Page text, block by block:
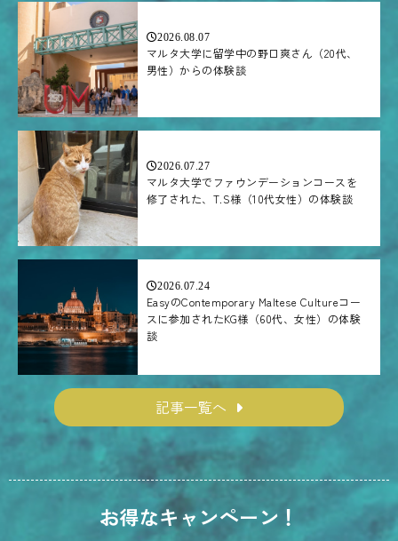
2026.08.07
マルタ大学に留学中の野口爽さん（20代、
男性）からの体験談
2026.07.27
マルタ大学でファウンデーションコースを
修了された、T.S様（10代女性）の体験談
2026.07.24
EasyのContemporary Maltese Cultureコー
スに参加されたKG様（60代、女性）の体験
談
記事一覧へ
お得なキャンペーン！